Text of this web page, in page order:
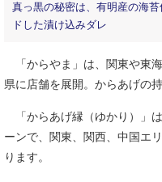
真っ黒の秘密は、有明産の海
ドした漬け込みダレ
「からやま」は、関東や東
県に店舗を展開。からあげの
「からあげ縁（ゆかり）」
ーンで、関東、関西、中国エ
ります。